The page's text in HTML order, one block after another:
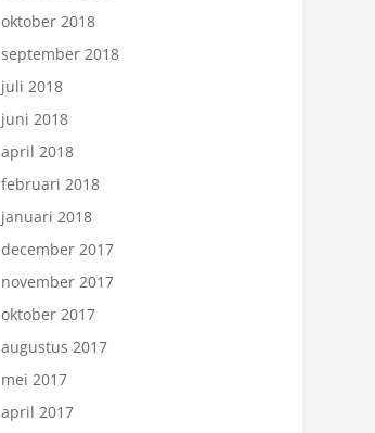
oktober 2018
september 2018
juli 2018
juni 2018
april 2018
februari 2018
januari 2018
december 2017
november 2017
oktober 2017
augustus 2017
mei 2017
april 2017